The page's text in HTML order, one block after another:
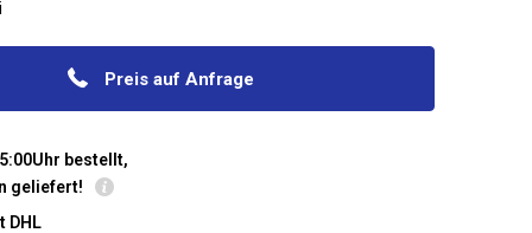
Preis auf Anfrage
bestellt,
geliefert!
DHL